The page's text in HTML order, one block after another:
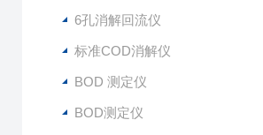
6孔消解回流仪
标准COD消解仪
BOD 测定仪
BOD测定仪